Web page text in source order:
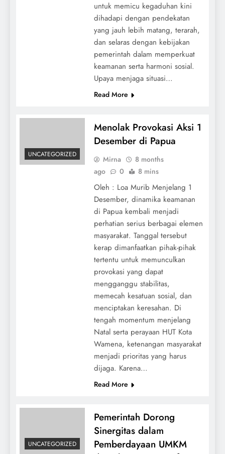
untuk memicu kegaduhan kini
dihadapi dengan pendekatan
yang jauh lebih matang, terarah,
dan selaras dengan kebijakan
pemerintah dalam memperkuat
keamanan serta harmoni sosial.
Upaya menjaga situasi…
Read More
UNCATEGORIZED
Menolak Provokasi Aksi 1
Desember di Papua
Mirna
8 months
ago
0 8 mins
Oleh : Loa Murib Menjelang 1
Desember, dinamika keamanan
di Papua kembali menjadi
perhatian serius berbagai elemen
masyarakat. Tanggal tersebut
kerap dimanfaatkan pihak-pihak
tertentu untuk memunculkan
provokasi yang dapat
mengganggu stabilitas,
memecah kesatuan sosial, dan
menciptakan keresahan. Di
tengah momentum menjelang
Natal serta perayaan HUT Kota
Wamena, ketenangan masyarakat
menjadi prioritas yang harus
dijaga. Karena…
Read More
UNCATEGORIZED
Pemerintah Dorong
Sinergitas dalam
Pemberdayaan UMKM